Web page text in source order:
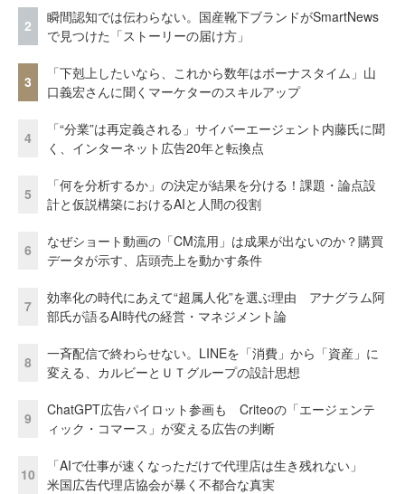
2
瞬間認知では伝わらない。国産靴下ブランドがSmartNews
で見つけた「ストーリーの届け方」
3
「下剋上したいなら、これから数年はボーナスタイム」山
口義宏さんに聞くマーケターのスキルアップ
4
「“分業”は再定義される」サイバーエージェント内藤氏に聞
く、インターネット広告20年と転換点
5
「何を分析するか」の決定が結果を分ける！課題・論点設
計と仮説構築におけるAIと人間の役割
6
なぜショート動画の「CM流用」は成果が出ないのか？購買
データが示す、店頭売上を動かす条件
7
効率化の時代にあえて“超属人化”を選ぶ理由 アナグラム阿
部氏が語るAI時代の経営・マネジメント論
8
一斉配信で終わらせない。LINEを「消費」から「資産」に
変える、カルビーとＵＴグループの設計思想
9
ChatGPT広告パイロット参画も Criteoの「エージェンテ
ィック・コマース」が変える広告の判断
10
「AIで仕事が速くなっただけで代理店は生き残れない」
米国広告代理店協会が暴く不都合な真実